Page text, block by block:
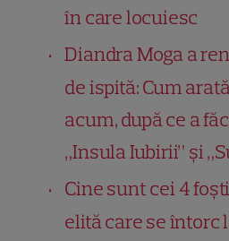
în care locuiesc
Diandra Moga a
de ispită: Cum
acum, după ce a
„Insula Iubirii” și
Cine sunt cei 4
elită care se întorc